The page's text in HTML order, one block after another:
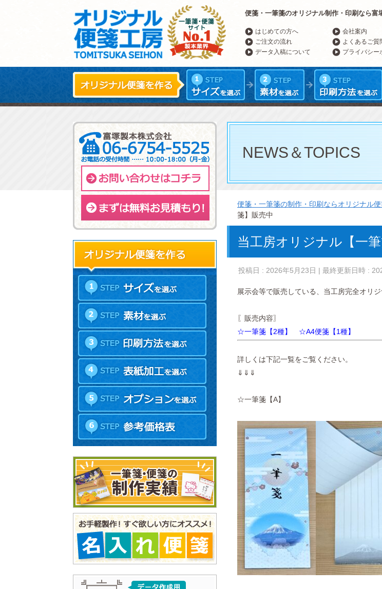
便箋・一筆箋のオリジナル制作・印刷なら富
はじめての方へ
ご注文の流れ
データ入稿について
会社案内
よくあるご質
プライバシー
NEWS＆TOPICS
便箋・一筆箋の制作・印刷ならオリジナル
箋】販売中
当工房オリジナル【一
投稿日 : 2026年5月23日 | 最終更新日時 :
展示会等で販売している、当工房完全オリ
〖販売内容〗
☆一筆箋【2種】 ☆A4便箋【1種】
詳しくは下記一覧をご覧ください。
⇓⇓⇓
☆一筆箋【A】